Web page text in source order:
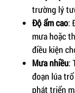
trường lý
Độ ẩm cao:
mưa hoặc
điều kiện
Mưa nhiều:
đoạn lúa
phát triển